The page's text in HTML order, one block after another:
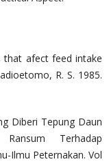
that afect feed intake
R. S. 1985.
Diberi Tepung Daun
Terhadap
Ilmu Peternakan. Vol